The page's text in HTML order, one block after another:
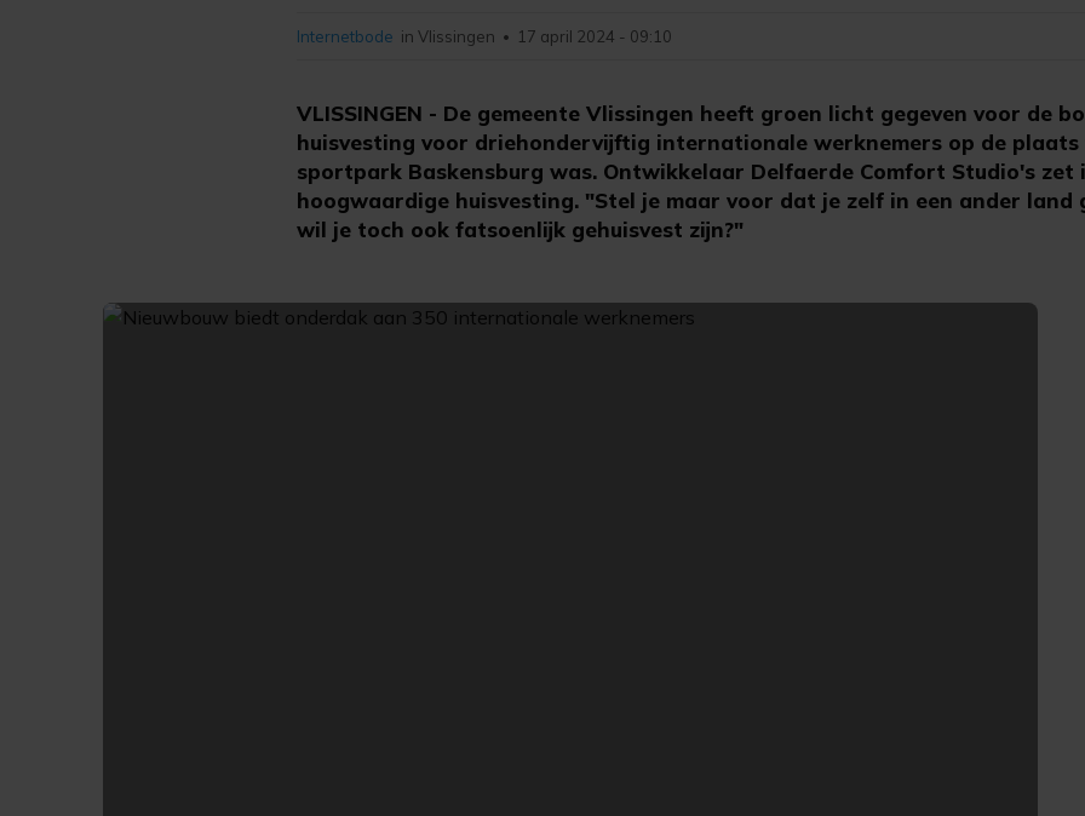
VLISSINGEN - De gemeente Vlissingen heeft groen licht gegeven voor de
huisvesting voor driehondervijftig internationale werknemers op de plaats
sportpark Baskensburg was. Ontwikkelaar Delfaerde Comfort Studio's zet
hoogwaardige huisvesting. "Stel je maar voor dat je zelf in een ander land
wil je toch ook fatsoenlijk gehuisvest zijn?"
Internetbode in Vlissingen • 17 april 2024 - 09:10